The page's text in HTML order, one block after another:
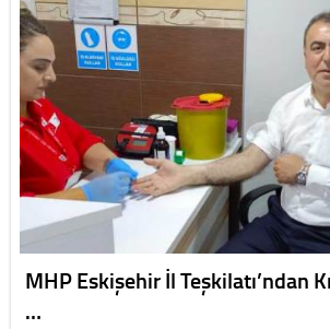
MHP Eskişehir İl Teşkilatı’ndan
…